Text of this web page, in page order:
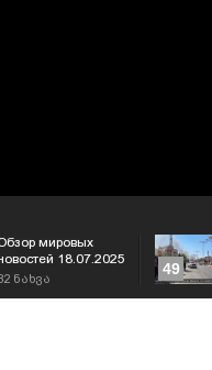
мировых
18.07.2025
ნახვა
49